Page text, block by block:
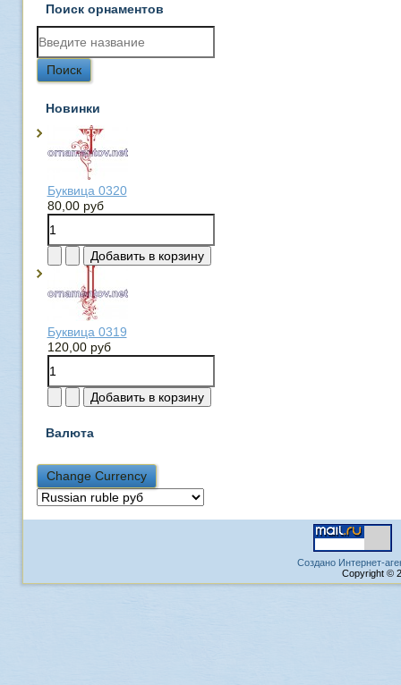
Поиск орнаментов
Новинки
Буквица 0320
80,00 руб
Буквица 0319
120,00 руб
Валюта
Создано Интернет-
Copyright ©